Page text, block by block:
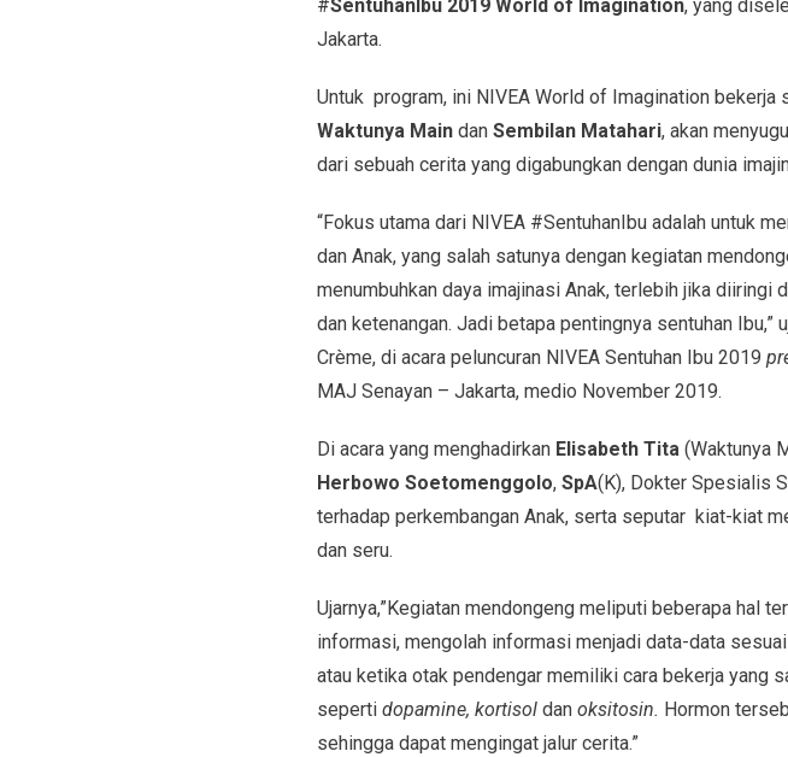
#SentuhanIbu 2019 World of Imagination, yang
Jakarta.
Untuk program, ini NIVEA World of Imagination bekerja
Waktunya Maindan Sembilan Matahari, akan
dari sebuah cerita yang digabungkan dengan dunia
“Fokus utama dari NIVEA #SentuhanIbu adalah untuk
dan Anak, yang salah satunya dengan kegiatan
menumbuhkan daya imajinasi Anak, terlebih jika diiringi
dan ketenangan. Jadi betapa pentingnya sentuhan Ibu,”
Crème, di acara peluncuran NIVEA Sentuhan Ibu 2019
MAJ Senayan – Jakarta, medio November 2019.
Di acara yang menghadirkan Elisabeth Tita(Waktunya
Herbowo Soetomenggolo, SpA(K), Dokter Spesialis
terhadap perkembangan Anak, serta seputar kiat-kiat
dan seru.
Ujarnya,”Kegiatan mendongeng meliputi beberapa hal
informasi, mengolah informasi menjadi data-data
atau ketika otak pendengar memiliki cara bekerja yang
seperti dopamine, kortisol dan oksitosin. Hormon
sehingga dapat mengingat jalur cerita.”